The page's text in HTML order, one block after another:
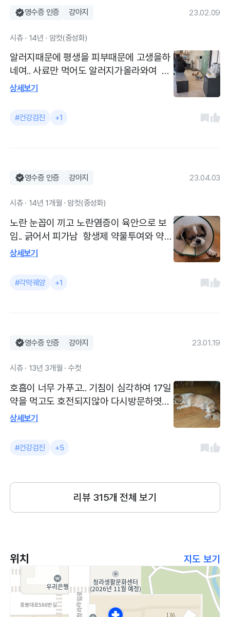
영수증 인증 강아지 23.02.09
시츄 · 14년 · 암컷(중성화)
알러지때문에 평생을 피부때문에 고생을하
네여.. 사료만 먹어도 알러지가올라와여 나
이가 많아서 한번은 건강검진을 해야겟다
서 아차싶어여.. 큰애 대니의 죽음을 많이 슬
퍼하셧어여.. 저는 통곡을 할까봐 일부러 다
도 심해서 내원햇어여.. 원장님께서 산책도
없다고 간식 줄이라 말씀하셧어여.. 다음 내
원 예약날짜까지 지켜보고 초음파 해보기로
햇는데.. 안아팟으면 좋겟어여 .. 관절은 그
전보다 좀 나아지고잇어서 다행이에여... 친
절하신 원장님 감사합니다...
상세보기
#건강검진 +1
영수증 인증 강아지 23.04.03
시츄 · 14년 1개월 · 암컷(중성화)
노란 눈꼽이 끼고 노란염증이 육안으로 보
임.. 긁어서 피가남 항생제 약물투여와 약물
치료병행하고잇으며.. 눈치료는 시간을 많
를 결정하려한다. 아리가 나이가 15살 노견
이라 선생님이 수술은 권하지않으셧어여..
햇어여.. 노견이라 하루하루가 걱정된다고
상세보기
#각막궤양 +1
영수증 인증 강아지 23.01.19
시츄 · 13년 3개월 · 수컷
호흡이 너무 가푸고.. 기침이 심각하여 17일
약을 먹고도 호전되지않아 다시방문하엿어
여 . 원장님이 꼼꼼하게 보아주시고 혓바닥
를 찍어야한다지만 여의치암ㅎ나서 소변검
사와 혈액검사 의뢰하고 엑스레이 찌고 건
이 많이 도움이 되어여..
상세보기
#건강검진 +5
리뷰 315개 전체 보기
위치 지도 보기